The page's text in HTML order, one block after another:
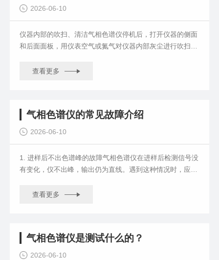
2026-06-10
仪器内部的吹扫、清洁气相色谱仪停机后，打开仪器的侧面
和后面面板，用仪表空气或氮气对仪器内部灰尘进行吹扫，
查看更多
气相色谱仪的常见故障介绍
2026-06-10
1. 进样后不出色谱峰的故障气相色谱仪在进样后检测信号没
有变化，仪不出峰，输出仍为直线。遇到这种情况时，应按
查看更多
气相色谱仪是测试什么的？
2026-06-10